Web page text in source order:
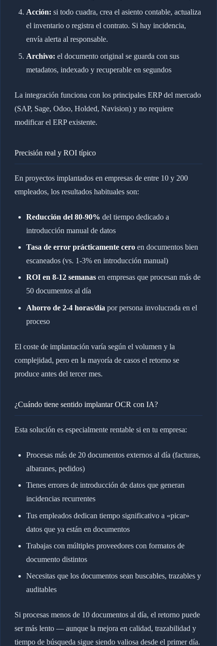
Acción: si todo cuadra, crea el asiento contable, actualiza
el inventario o registra el contrato. Si hay incidencia,
envía alerta al responsable.
Archivo: el documento original se guarda con sus
metadatos, indexado y recuperable en segundos
La integración funciona con los principales ERP del mercado
(SAP, Sage, Odoo, Holded, Navision) y no requiere
modificar el ERP existente.
Precisión real y ROI típico
En proyectos implantados en empresas de entre 10 y 200
empleados, los resultados habituales son:
Reducción del 80-90% del tiempo dedicado a
introducción manual de datos
Tasa de error prácticamente ceroen documentos bien
escaneados (vs. 1-3% en introducción manual)
ROI en 8-12 semanasen empresas que procesan más de
50 documentos al día
Ahorro de 2-4 horas/día por persona involucrada en el
proceso
El coste de implantación varía según el volumen y la
complejidad, pero en la mayoría de casos el retorno se
produce antes del tercer mes.
¿Cuándo tiene sentido implantar OCR con IA?
Esta solución es especialmente rentable si en tu empresa:
Procesas más de 20 documentos externos al día (facturas,
albaranes, pedidos)
Tienes errores de introducción de datos que generan
incidencias recurrentes
Tus empleados dedican tiempo significativo a «picar»
datos que ya están en documentos
Trabajas con múltiples proveedores con formatos de
documento distintos
Necesitas que los documentos sean buscables, trazables y
auditables
Si procesas menos de 10 documentos al día, el retorno puede
ser más lento — aunque la mejora en calidad, trazabilidad y
tiempo de búsqueda sigue siendo valiosa desde el primer día.